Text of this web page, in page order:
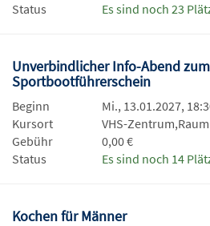
Status
Es sind noch 23
Unverbindlicher Info-Abend zum
Sportbootführerschein
Beginn
Mi., 13.01.2027,
Kursort
VHS-
Gebühr
0,00 €
Status
Es sind noch 14
Kochen für Männer